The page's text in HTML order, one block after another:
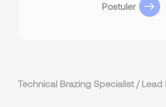
Postuler
Technical Brazing Specialist / Lead